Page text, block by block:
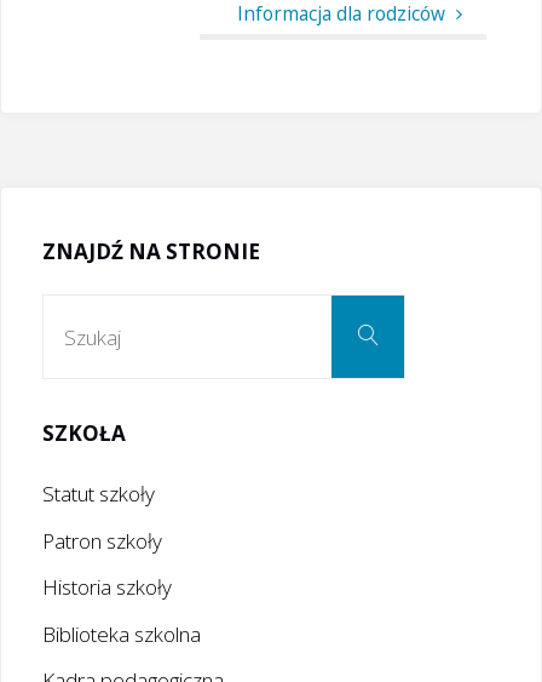
Informacja dla rodziców
ZNAJDŹ NA STRONIE
Szukaj
SZKOŁA
Statut szkoły
Patron szkoły
Historia szkoły
Biblioteka szkolna